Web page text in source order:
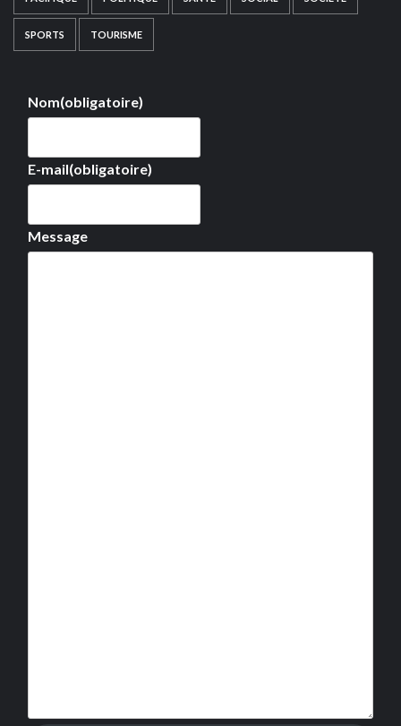
SPORTS TOURISME
Nom(obligatoire)
E-mail(obligatoire)
Message